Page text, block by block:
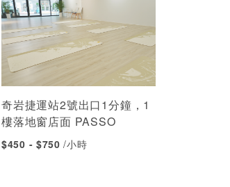
奇岩捷運站2號出口1分鐘，1
樓落地窗店面 PASSO
$450 - $750/小時